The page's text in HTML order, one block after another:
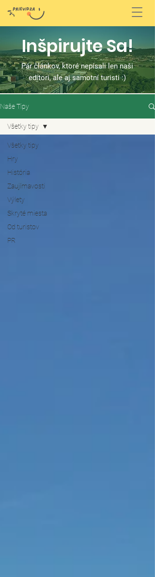
Inšpirujte Sa!
Pár článkov, ktoré nepísali len naši
editori, ale aj samotní turisti :)
Naše Tipy
Všetky tipy
Hry
História
Zaujímavosti
Výlety
Skryté miesta
Od turistov
PR
Všetky tipy